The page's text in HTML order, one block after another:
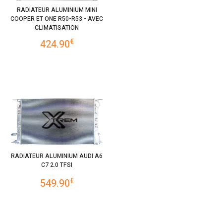
RADIATEUR ALUMINIUM MINI
COOPER ET ONE R50-R53 - AVEC
CLIMATISATION
424.90€
RADIATEUR ALUMINIUM AUDI A6
C7 2.0 TFSI
549.90€